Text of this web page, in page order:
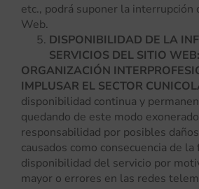
etc., podrá suponer la interrupción
Web.
DISPONIBILIDAD DE LA
SERVICIOS DEL SITIO WEB:
ORGANIZACIÓN
IMPLUSAR EL SECTOR
disponibilidad continua y
quedando de este modo
responsabilidad por posibles
causados como consecuencia de la
disponibilidad del servicio por
mayor o errores en las redes